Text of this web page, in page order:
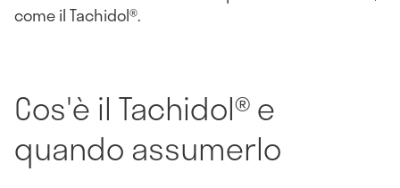
come il Tachidol®.
Cos'è il Tachidol® e
quando assumerlo